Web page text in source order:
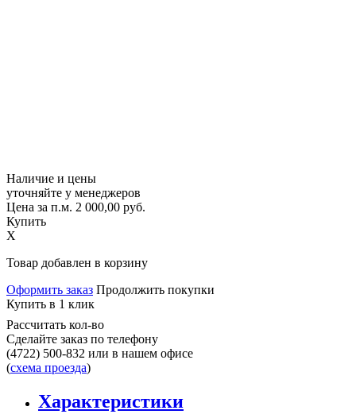
Наличие и цены
уточняйте у менеджеров
Цена за п.м. 2 000,00 руб.
Купить
X
Товар добавлен в корзину
Оформить заказ Продолжить покупки
Купить в 1 клик
Рассчитать кол-во
Сделайте заказ по телефону
(4722) 500-832 или в нашем офисе
(схема проезда)
Характеристики